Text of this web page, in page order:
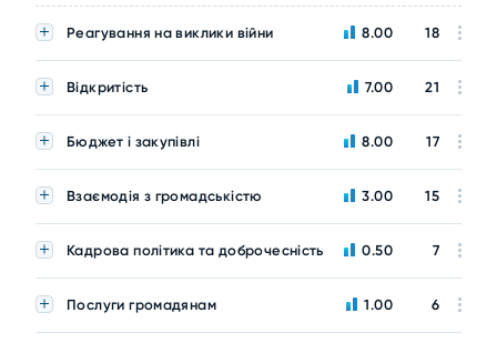
Реагування на виклики війни 8.00 18
Відкритість 7.00 21
Бюджет і закупівлі 8.00 17
Взаємодія з громадськістю 3.00 15
Кадрова політика та доброчесність 0.50 7
Послуги громадянам 1.00 6